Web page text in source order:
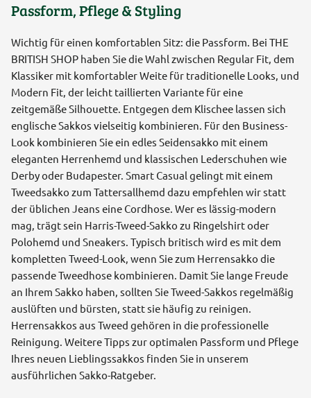
Passform, Pflege & Styling
Wichtig für einen komfortablen Sitz: die Passform. Bei THE
BRITISH SHOP haben Sie die Wahl zwischen Regular Fit, dem
Klassiker mit komfortabler Weite für traditionelle Looks, und
Modern Fit, der leicht taillierten Variante für eine
zeitgemäße Silhouette. Entgegen dem Klischee lassen sich
englische Sakkos vielseitig kombinieren. Für den Business-
Look kombinieren Sie ein edles Seidensakko mit einem
eleganten Herrenhemd und klassischen Lederschuhen wie
Derby oder Budapester. Smart Casual gelingt mit einem
Tweedsakko zum Tattersallhemd dazu empfehlen wir statt
der üblichen Jeans eine Cordhose. Wer es lässig-modern
mag, trägt sein Harris-Tweed-Sakko zu Ringelshirt oder
Polohemd und Sneakers. Typisch britisch wird es mit dem
kompletten Tweed-Look, wenn Sie zum Herrensakko die
passende Tweedhose kombinieren. Damit Sie lange Freude
an Ihrem Sakko haben, sollten Sie Tweed-Sakkos regelmäßig
auslüften und bürsten, statt sie häufig zu reinigen.
Herrensakkos aus Tweed gehören in die professionelle
Reinigung. Weitere Tipps zur optimalen Passform und Pflege
Ihres neuen Lieblingssakkos finden Sie in unserem
ausführlichen Sakko-Ratgeber.